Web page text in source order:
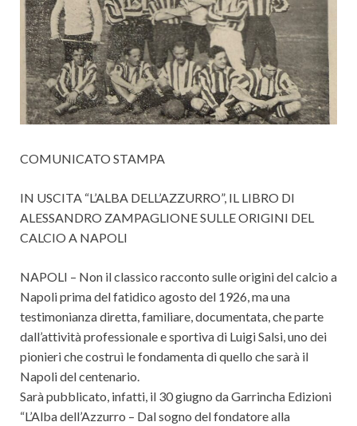
COMUNICATO STAMPA
IN USCITA “L’ALBA DELL’AZZURRO”, IL LIBRO DI
ALESSANDRO ZAMPAGLIONE SULLE ORIGINI DEL
CALCIO A NAPOLI
NAPOLI – Non il classico racconto sulle origini del calcio a
Napoli prima del fatidico agosto del 1926, ma una
testimonianza diretta, familiare, documentata, che parte
dall’attività professionale e sportiva di Luigi Salsi, uno dei
pionieri che costruì le fondamenta di quello che sarà il
Napoli del centenario.
Sarà pubblicato, infatti, il 30 giugno da Garrincha Edizioni
“L’Alba dell’Azzurro – Dal sogno del fondatore alla